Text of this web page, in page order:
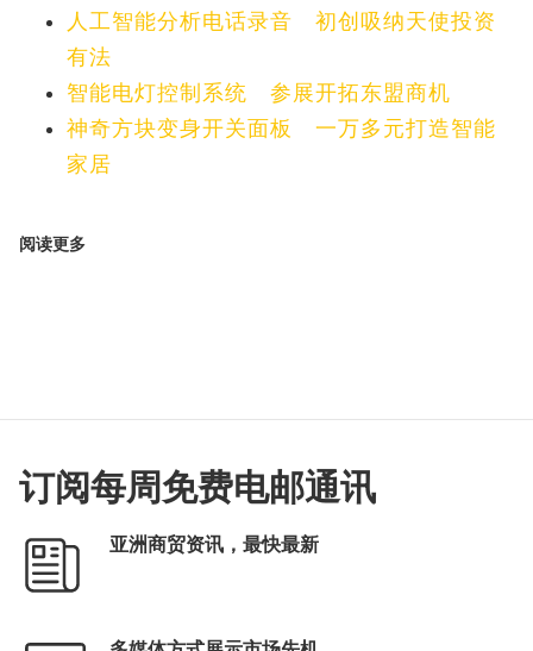
人工智能分析电话录音 初创吸纳天使投资
有法
智能电灯控制系统 参展开拓东盟商机
神奇方块变身开关面板 一万多元打造智能
家居
阅读更多
订阅每周免费电邮通讯
亚洲商贸资讯，最快最新